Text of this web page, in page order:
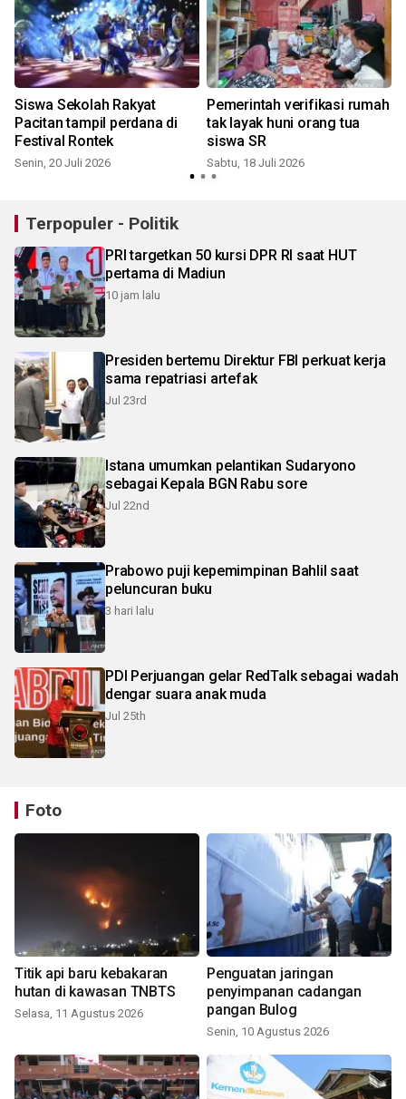
Siswa Sekolah Rakyat
Pacitan tampil perdana di
Festival Rontek
Senin, 20 Juli 2026
Pemerintah verifikasi rumah
tak layak huni orang tua
siswa SR
Sabtu, 18 Juli 2026
Terpopuler - Politik
PRI targetkan 50 kursi DPR RI saat HUT
pertama di Madiun
10 jam lalu
Presiden bertemu Direktur FBI perkuat kerja
sama repatriasi artefak
Jul 23rd
Istana umumkan pelantikan Sudaryono
sebagai Kepala BGN Rabu sore
Jul 22nd
Prabowo puji kepemimpinan Bahlil saat
peluncuran buku
3 hari lalu
PDI Perjuangan gelar RedTalk sebagai wadah
dengar suara anak muda
Jul 25th
Foto
Titik api baru kebakaran
hutan di kawasan TNBTS
Selasa, 11 Agustus 2026
Penguatan jaringan
penyimpanan cadangan
pangan Bulog
Senin, 10 Agustus 2026